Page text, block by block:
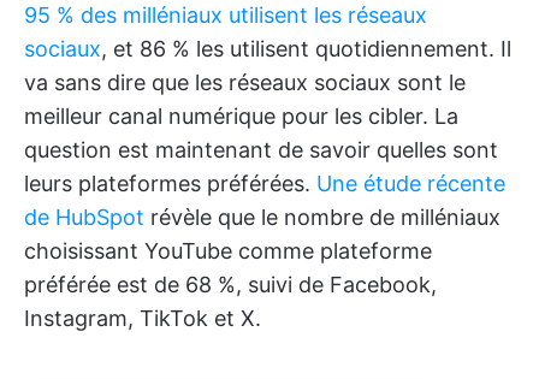
95 % des milléniaux utilisent les réseaux
sociaux, et 86 % les utilisent quotidiennement. Il
va sans dire que les réseaux sociaux sont le
meilleur canal numérique pour les cibler. La
question est maintenant de savoir quelles sont
leurs plateformes préférées. Une étude récente
de HubSpot révèle que le nombre de milléniaux
choisissant YouTube comme plateforme
préférée est de 68 %, suivi de Facebook,
Instagram, TikTok et X.